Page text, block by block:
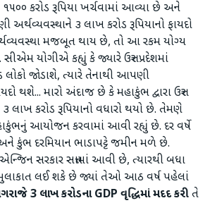
કરોડ રૂપિયા ખર્ચવામાં આવ્યા છે અને
૩ લાખ કરોડ રૂપિયાનો ફાયદો
મજબૂત થાય છે, તો આ રકમ યોગ્ય
યોગીએ કહ્યું કે જ્યારે ઉત્તર પ્રદેશમાં
લોકો જોડાશે, ત્યારે તેનાથી આપણી
થશે... મારો અંદાજ છે કે મહાકુંભ દ્વારા ઉત્તર
૩ લાખ કરોડ રૂપિયાનો વધારો થયો છે. તેમણે
આયોજન કરવામાં આવી રહ્યું છે. દર વર્ષે
અને કુંભ દરમિયાન ભાડાપટ્ટે જમીન મળે છે.
સરકાર સત્તામાં આવી છે, ત્યારથી બધા
લઈ શકે છે જ્યાં તેઓ આઠ વર્ષ પહેલાં
3 લાખ કરોડના GDP વૃદ્ધિમાં મદદ કરીતે